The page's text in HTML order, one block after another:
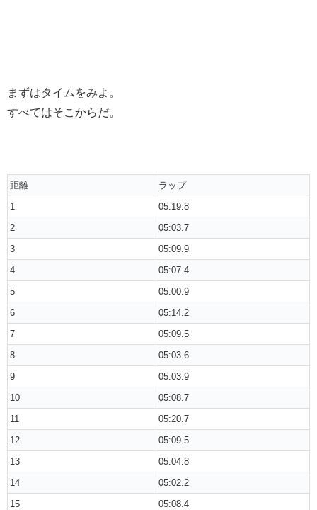
まずはタイムをみよ。
すべてはそこからだ。
距離
ラップ
1
05:19.8
2
05:03.7
3
05:09.9
4
05:07.4
5
05:00.9
6
05:14.2
7
05:09.5
8
05:03.6
9
05:03.9
10
05:08.7
11
05:20.7
12
05:09.5
13
05:04.8
14
05:02.2
15
05:08.4